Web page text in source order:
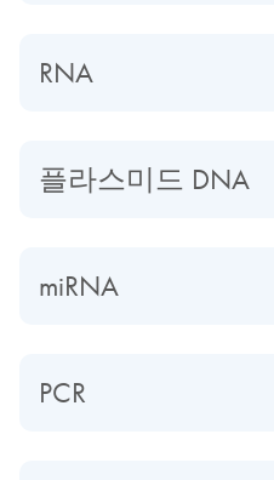
RNA
플라스미드 DNA
miRNA
PCR